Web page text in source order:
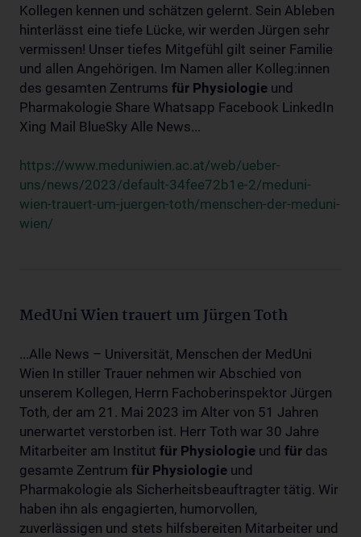
Kollegen kennen und schätzen gelernt. Sein Ableben
hinterlässt eine tiefe Lücke, wir werden Jürgen sehr
vermissen! Unser tiefes Mitgefühl gilt seiner Familie
und allen Angehörigen. Im Namen aller Kolleg:innen
des gesamten Zentrums für Physiologie und
Pharmakologie Share Whatsapp Facebook LinkedIn
Xing Mail BlueSky Alle News...
https://www.meduniwien.ac.at/web/ueber-
uns/news/2023/default-34fee72b1e-2/meduni-
wien-trauert-um-juergen-toth/menschen-der-meduni-
wien/
MedUni Wien trauert um Jürgen Toth
...Alle News – Universität, Menschen der MedUni
Wien In stiller Trauer nehmen wir Abschied von
unserem Kollegen, Herrn Fachoberinspektor Jürgen
Toth, der am 21. Mai 2023 im Alter von 51 Jahren
unerwartet verstorben ist. Herr Toth war 30 Jahre
Mitarbeiter am Institut für Physiologie und für das
gesamte Zentrum für Physiologie und
Pharmakologie als Sicherheitsbeauftragter tätig. Wir
haben ihn als engagierten, humorvollen,
zuverlässigen und stets hilfsbereiten Mitarbeiter und